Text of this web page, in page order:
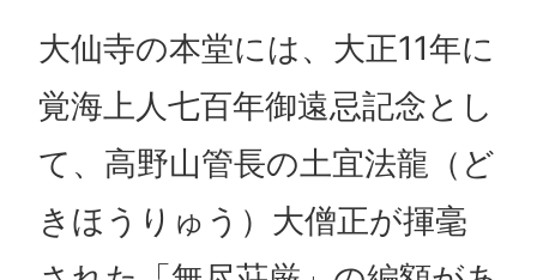
大仙寺の本堂には、大正11年に
覚海上人七百年御遠忌記念とし
て、高野山管長の土宜法龍（ど
きほうりゅう）大僧正が揮毫